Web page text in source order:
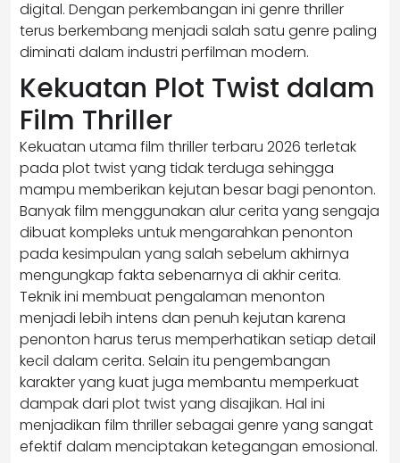
digital. Dengan perkembangan ini genre thriller
terus berkembang menjadi salah satu genre paling
diminati dalam industri perfilman modern.
Kekuatan Plot Twist dalam
Film Thriller
Kekuatan utama film thriller terbaru 2026 terletak
pada plot twist yang tidak terduga sehingga
mampu memberikan kejutan besar bagi penonton.
Banyak film menggunakan alur cerita yang sengaja
dibuat kompleks untuk mengarahkan penonton
pada kesimpulan yang salah sebelum akhirnya
mengungkap fakta sebenarnya di akhir cerita.
Teknik ini membuat pengalaman menonton
menjadi lebih intens dan penuh kejutan karena
penonton harus terus memperhatikan setiap detail
kecil dalam cerita. Selain itu pengembangan
karakter yang kuat juga membantu memperkuat
dampak dari plot twist yang disajikan. Hal ini
menjadikan film thriller sebagai genre yang sangat
efektif dalam menciptakan ketegangan emosional.